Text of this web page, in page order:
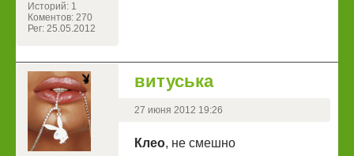
Историй: 1
Коментов: 270
Рег: 25.05.2012
витуська
27 июня 2012 19:26
Клео, не смешно